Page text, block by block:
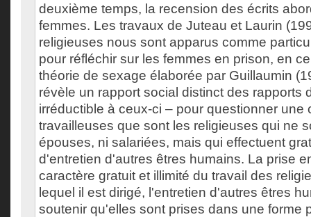
deuxième temps, la recension des écrits
femmes. Les travaux de Juteau et Laurin
religieuses nous sont apparus comme
pour réfléchir sur les femmes en prison, en
théorie de sexage élaborée par Guillaumin
révèle un rapport social distinct des rapports
irréductible à ceux-ci – pour questionner une
travailleuses que sont les religieuses qui ne
épouses, ni salariées, mais qui effectuent
d'entretien d'autres êtres humains. La prise
caractère gratuit et illimité du travail des
lequel il est dirigé, l'entretien d'autres êtres
soutenir qu'elles sont prises dans une forme